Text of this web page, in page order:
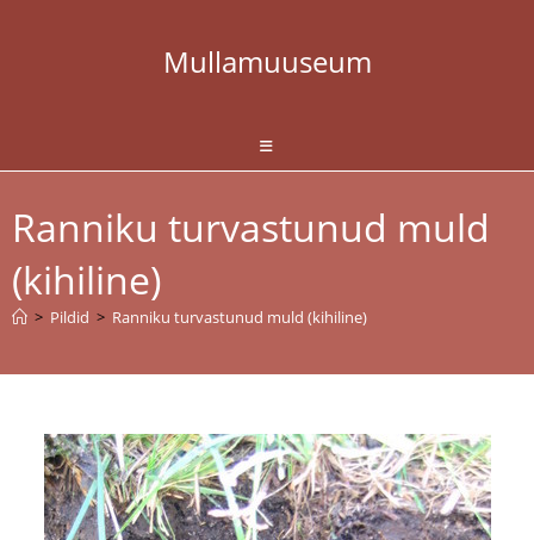
Mullamuuseum
Ranniku turvastunud muld
(kihiline)
> Pildid > Ranniku turvastunud muld (kihiline)